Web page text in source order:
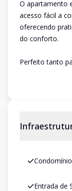
O apartamento
acesso fácil a
oferecendo
do conforto.
Perfeito tanto
Entrada de